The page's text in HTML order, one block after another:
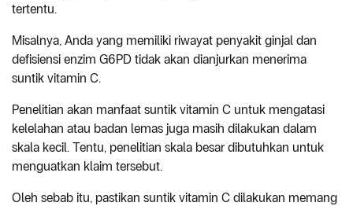
tertentu.
Misalnya, Anda yang memiliki riwayat penyakit ginjal dan
defisiensi enzim G6PD tidak akan dianjurkan menerima
suntik vitamin C.
Penelitian akan manfaat suntik vitamin C untuk mengatasi
kelelahan atau badan lemas juga masih dilakukan dalam
skala kecil. Tentu, penelitian skala besar dibutuhkan untuk
menguatkan klaim tersebut.
Oleh sebab itu, pastikan suntik vitamin C dilakukan memang